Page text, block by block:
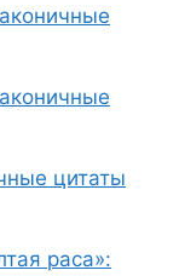
цитаты
раса»: